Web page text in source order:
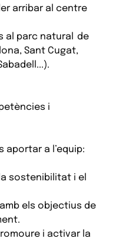
arribar al centre
al parc natural de
Sant Cugat,
i
aportar a l’equip:
sostenibilitat i el
els objectius de
i activar la